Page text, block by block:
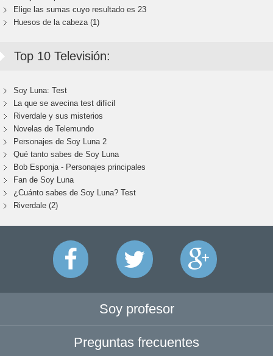
Elige las sumas cuyo resultado es 23
Huesos de la cabeza (1)
Top 10 Televisión:
Soy Luna: Test
La que se avecina test difícil
Riverdale y sus misterios
Novelas de Telemundo
Personajes de Soy Luna 2
Qué tanto sabes de Soy Luna
Bob Esponja - Personajes principales
Fan de Soy Luna
¿Cuánto sabes de Soy Luna? Test
Riverdale (2)
Soy profesor
Preguntas frecuentes